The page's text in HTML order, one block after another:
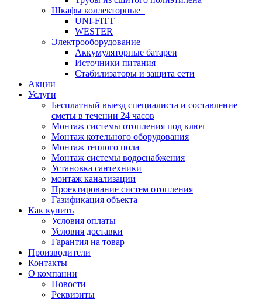
Шкафы коллекторные
UNI-FITT
WESTER
Электрооборудование
Аккумуляторные батареи
Источники питания
Стабилизаторы и защита сети
Акции
Услуги
Бесплатный выезд специалиста и составление
сметы в течении 24 часов
Монтаж системы отопления под ключ
Монтаж котельного оборудования
Монтаж теплого пола
Монтаж системы водоснабжения
Установка сантехники
монтаж канализации
Проектирование систем отопления
Газификация объекта
Как купить
Условия оплаты
Условия доставки
Гарантия на товар
Производители
Контакты
О компании
Новости
Реквизиты